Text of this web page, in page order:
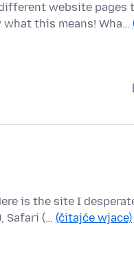
website pages
this means! Wha…
is the site I
Safari (… (čitajće wjace)